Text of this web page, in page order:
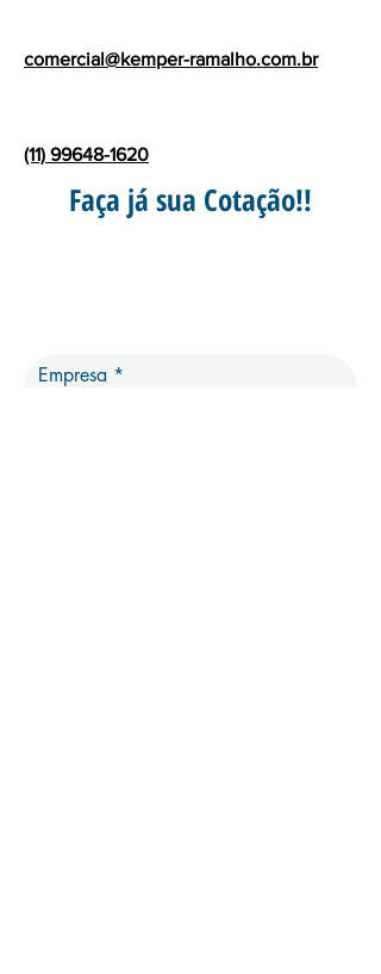
comercial@kemper-ramalho.com.br
(11) 99648-1620
Faça já sua Cotação!!
Empresa